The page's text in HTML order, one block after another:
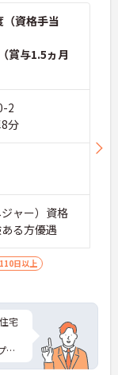
（資格手当
賞与1.5ヵ月
2
分
ャー）資格
る方優遇
日以上
宅
ラ